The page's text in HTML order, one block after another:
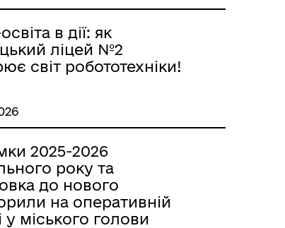
в дії: як
ліцей №2
світ робототехніки!
2025-2026
року та
до нового
на оперативній
у міського голови